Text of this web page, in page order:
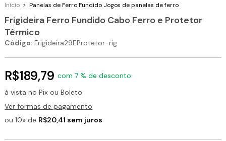
Início > Panelas de Ferro Fundido Jogos de panelas de ferro
Frigideira Ferro Fundido Cabo Ferro e Protetor
Térmico
Código: Frigideira29EProtetor-rig
R$189,79 com 7 % de desconto
à vista no Pix ou Boleto
Ver formas de pagamento
ou 10x de R$20,41 sem juros